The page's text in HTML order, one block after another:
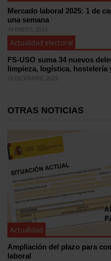
Mercado laboral 2025: 1 de
una semana
16 ENERO, 2026
Actualidad electoral
FS-USO suma 34 nuevos
limpieza, logística, hostelería
26 DICIEMBRE, 2025
OTRAS NOTICIAS
Actualidad
Ampliación del plazo para
laboral